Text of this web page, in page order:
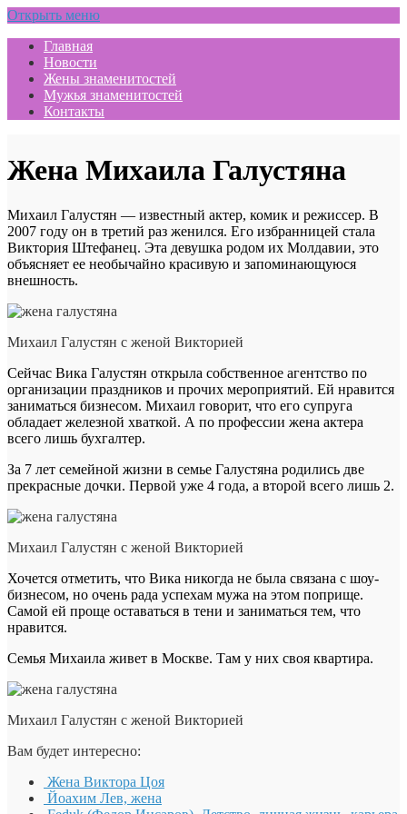
Открыть меню
Главная
Новости
Жены знаменитостей
Мужья знаменитостей
Контакты
Жена Михаила Галустяна
Михаил Галустян — известный актер, комик и режиссер. В
2007 году он в третий раз женился. Его избранницей стала
Виктория Штефанец. Эта девушка родом их Молдавии, это
объясняет ее необычайно красивую и запоминающуюся
внешность.
Михаил Галустян с женой Викторией
Сейчас Вика Галустян открыла собственное агентство по
организации праздников и прочих мероприятий. Ей нравится
заниматься бизнесом. Михаил говорит, что его супруга
обладает железной хваткой. А по профессии жена актера
всего лишь бухгалтер.
За 7 лет семейной жизни в семье Галустяна родились две
прекрасные дочки. Первой уже 4 года, а второй всего лишь 2.
Михаил Галустян с женой Викторией
Хочется отметить, что Вика никогда не была связана с шоу-
бизнесом, но очень рада успехам мужа на этом поприще.
Самой ей проще оставаться в тени и заниматься тем, что
нравится.
Семья Михаила живет в Москве. Там у них своя квартира.
Михаил Галустян с женой Викторией
Вам будет интересно:
Жена Виктора Цоя
Йоахим Лев, жена